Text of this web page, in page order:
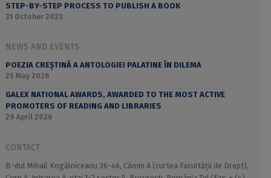
STEP-BY-STEP PROCESS TO PUBLISH A BOOK
31 October 2023
NEWS AND EVENTS
POEZIA CREȘTINĂ A ANTOLOGIEI PALATINE ÎN DILEMA
25 May 2026
GALEX NATIONAL AWARDS, AWARDED TO THE MOST ACTIVE
PROMOTERS OF READING AND LIBRARIES
29 April 2026
CONTACT
B-dul Mihail Kogălniceanu 36-46, Cămin A (curtea Facultății de Drept),